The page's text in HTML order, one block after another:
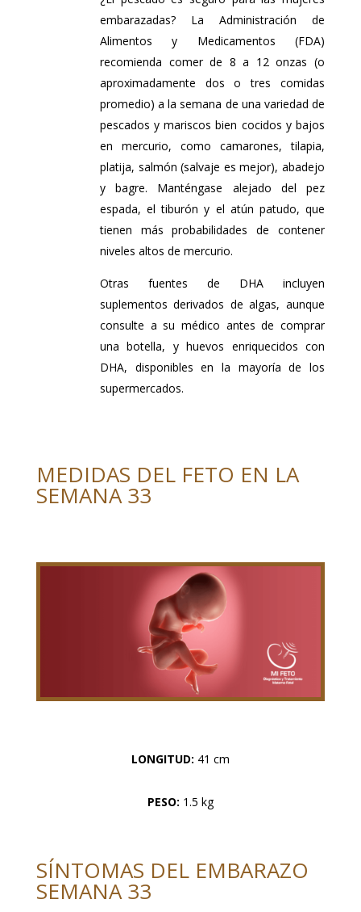
embarazadas? La Administración de
Alimentos y Medicamentos (FDA)
recomienda comer de 8 a 12 onzas (o
aproximadamente dos o tres comidas
promedio) a la semana de una variedad de
pescados y mariscos bien cocidos y bajos
en mercurio, como camarones, tilapia,
platija, salmón (salvaje es mejor), abadejo
y bagre. Manténgase alejado del pez
espada, el tiburón y el atún patudo, que
tienen más probabilidades de contener
niveles altos de mercurio.
Otras fuentes de DHA incluyen
suplementos derivados de algas, aunque
consulte a su médico antes de comprar
una botella, y huevos enriquecidos con
DHA, disponibles en la mayoría de los
supermercados.
MEDIDAS DEL FETO EN LA
SEMANA 33
LONGITUD: 41 cm
PESO: 1.5 kg
SÍNTOMAS DEL EMBARAZO
SEMANA 33